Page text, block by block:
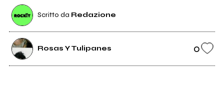
Scritto da Redazione
Rosas Y Tulipanes 0